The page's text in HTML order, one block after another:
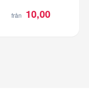
från 10,00